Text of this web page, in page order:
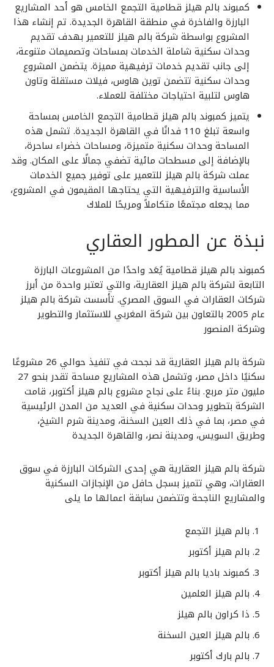
كمبوند بالم هيلز قطامية التجمع الخامس هو أحد المشاريع
البارزة والفاخرة في منطقة القاهرة الجديدة. تم إنشاء هذا
المشروع بواسطة شركة بالم هيلز للتعمير بهدف تقديم
وحدات سكنية شاملة الخدمات بمساحات وتصميمات متنوعة،
إلى جانب تقديم خدمات ترفيهية مميزة. يتضمن المشروع
وحدات سكنية تتضمن توين هاوس، فيلات مستقلة وتاون
هاوس لتلبية احتياجات مختلفة للعملاء.
يتميز كمبوند بالم هيلز قطامية التجمع الخامس بمساحة
واسعة تبلغ 110 فدانًا في القاهرة الجديدة. تشمل هذه
المساحة وحدات سكنية متميزة، ومساحات خضراء ساحرة،
بالإضافة إلى مسطحات مائية تضفي جمالًا على المكان. وقد
عملت شركة بالم هيلز للتعمير على توفير جميع الخدمات
الأساسية والترفيهية التي يحتاجها المقيمون في المشروع،
مما يجعله مجتمعًا متكاملاً ومريحًا للملاك
نبذة عن المطور العقاري
كمبوند بالم هيلز قطامية يُعَد واحدًا من المشروعات البارزة
التابعة لشركة بالم هيلز العقارية، والتي تعتبر واحدة من أبرز
شركات العقارات في السوق المصري. تأسست شركة بالم هيلز
عام 2005 بالتعاون بين شركة المغربي للاستثمار والتطوير
وشركة المنصور
شركة بالم هيلز العقارية قد نجحت في تنفيذ حوالي 26 مشروعًا
سكنيًا داخل مصر، وتشمل هذه المشاريع مساحة تقدر بنحو 27
مليون متر مربع. بناءً على نجاح مشروع بالم هيلز أكتوبر، قامت
الشركة بتطوير وحدات سكنية في العديد من المدن الرئيسية
في مصر، بما في ذلك العين السخنة، ومدينة شرم الشيخ،
وطريق السويس، ومدينة نصر، والقاهرة الجديدة
شركة بالم هيلز العقارية هي إحدى الشركات البارزة في سوق
العقارات، وهي تتميز بسجل حافل من الإنجازات السكنية
والمشاريع الناجحة وتتضمن سابقة اعمالها ما يلى
بالم هيلز التجمع
بالم هيلز أكتوبر
كمبوند باديا بالم هيلز أكتوبر
بالم هيلز العلمين
ذا كراون بالم هيلز
بالم هيلز العين السخنة
بالم بارك أكتوبر